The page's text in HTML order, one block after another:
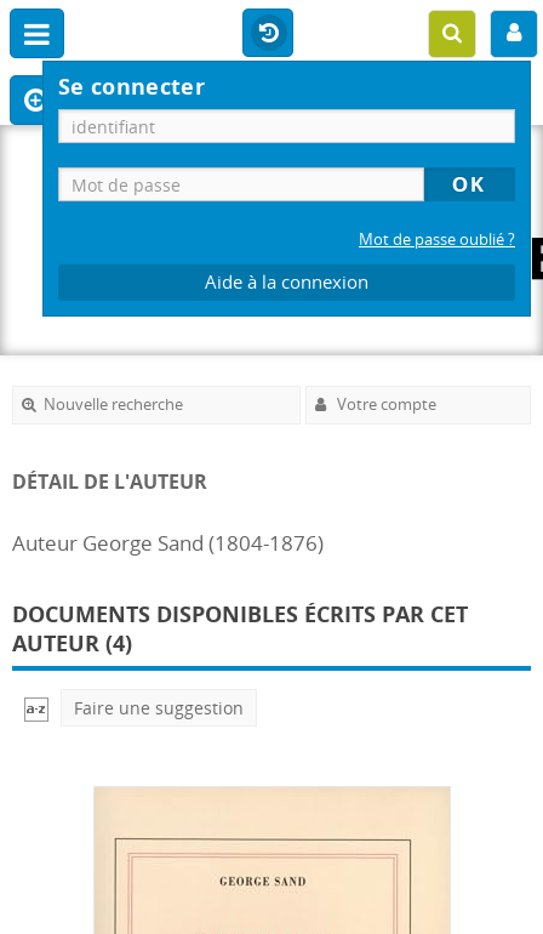
Se connecter
Mot de passe oublié ?
Aide à la connexion
Nouvelle recherche Votre compte
DÉTAIL DE L'AUTEUR
Auteur George Sand (1804-1876)
DOCUMENTS DISPONIBLES ÉCRITS PAR CET
AUTEUR (4)
Faire une suggestion